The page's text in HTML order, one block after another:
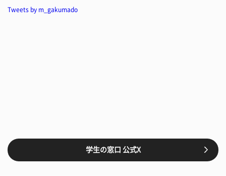
Tweets by m_gakumado
学生の窓口 公式X